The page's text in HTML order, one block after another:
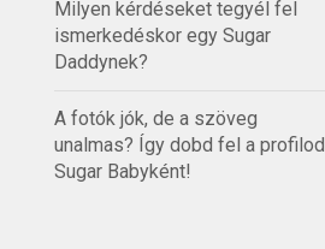
Milyen kérdéseket tegyél fel
ismerkedéskor egy Sugar
Daddynek?
A fotók jók, de a szöveg
unalmas? Így dobd fel a profilod
Sugar Babyként!